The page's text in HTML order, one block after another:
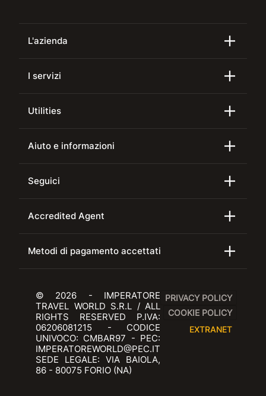
L'azienda
I servizi
Utilities
Aiuto e informazioni
Seguici
Accredited Agent
Metodi di pagamento accettati
© 2026 - IMPERATORE
TRAVEL WORLD S.R.L / ALL
RIGHTS RESERVED P.IVA:
06206081215 - CODICE
UNIVOCO: CMBAR97 - PEC:
IMPERATOREWORLD@PEC.IT
SEDE LEGALE: VIA BAIOLA,
86 - 80075 FORIO (NA)
PRIVACY POLICY
COOKIE POLICY
EXTRANET